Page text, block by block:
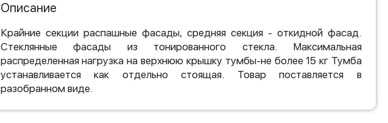
Описание
Крайние секции распашные фасады, средняя секция - откидной фасад.
Стеклянные фасады из тонированного стекла. Максимальная
распределенная нагрузка на верхнюю крышку тумбы-не более 15 кг Тумба
устанавливается как отдельно стоящая. Товар поставляется в
разобранном виде.